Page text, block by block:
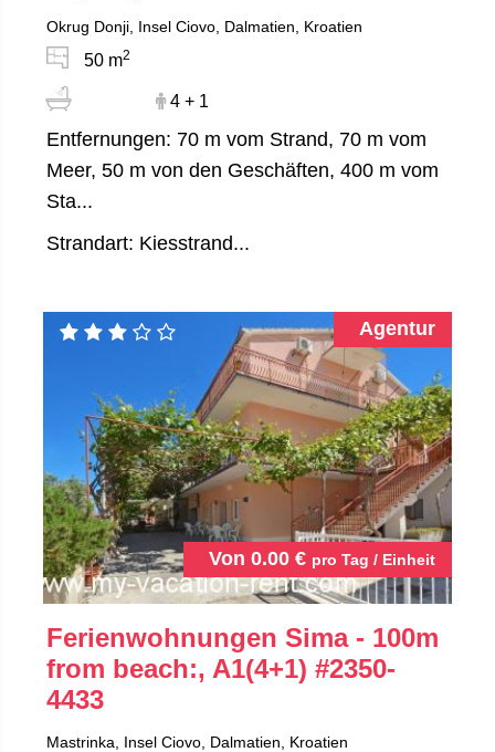
Okrug Donji, Insel Ciovo, Dalmatien, Kroatien
50 m2
4 + 1
Entfernungen: 70 m vom Strand, 70 m vom
Meer, 50 m von den Geschäften, 400 m vom
Sta...
Strandart: Kiesstrand...
Von 0.00 € pro Tag / Einheit
Agentur
Ferienwohnungen Sima - 100m
from beach:, A1(4+1) #2350-
4433
Mastrinka, Insel Ciovo, Dalmatien, Kroatien